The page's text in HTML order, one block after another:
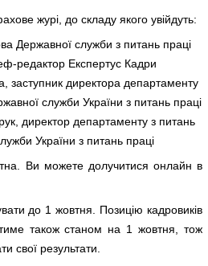
журі, до складу якого увійдуть:
Державної служби з питань праці
редактор Експертус Кадри
заступник директора департаменту
служби України з питань праці
директор департаменту з питань
України з питань праці
Ви можете долучитися онлайн в
до 1 жовтня. Позицію кадровиків
також станом на 1 жовтня, тож
свої результати.